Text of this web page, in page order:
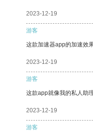
2023-12-19
游客
这款加速器app的加速效
2023-12-19
游客
这款app就像我的私人助
2023-12-19
游客